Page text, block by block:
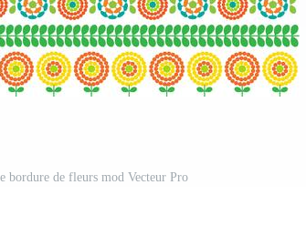
bordure de fleurs mod Vecteur Pro